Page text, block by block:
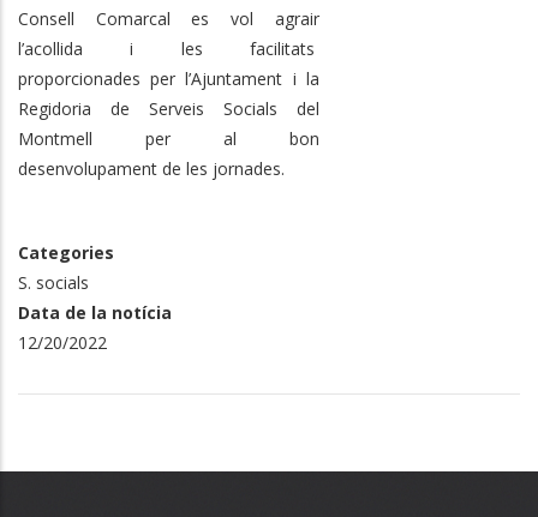
Consell Comarcal es vol agrair
l’acollida i les facilitats
proporcionades per l’Ajuntament i la
Regidoria de Serveis Socials del
Montmell per al bon
desenvolupament de les jornades.
Categories
S. socials
Data de la notícia
12/20/2022